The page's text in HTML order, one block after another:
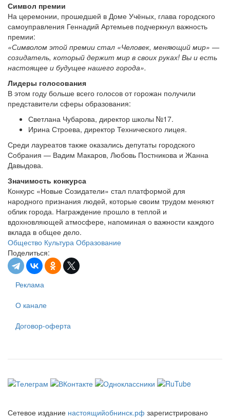
Символ премии
На церемонии, прошедшей в Доме Учёных, глава городского
самоуправления Геннадий Артемьев подчеркнул важность
премии:
«Символом этой премии стал «Человек, меняющий мир» —
созидатель, который держит мир в своих руках! Вы и есть
настоящее и будущее нашего города».
Лидеры голосования
В этом году больше всего голосов от горожан получили
представители сферы образования:
Светлана Чубарова, директор школы №17.
Ирина Строева, директор Технического лицея.
Среди лауреатов также оказались депутаты городского
Собрания — Вадим Макаров, Любовь Постникова и Жанна
Давыдова.
Значимость конкурса
Конкурс «Новые Созидатели» стал платформой для
народного признания людей, которые своим трудом меняют
облик города. Награждение прошло в теплой и
вдохновляющей атмосфере, напоминая о важности каждого
вклада в общее дело.
Общество Культура Образование
Поделиться:
Реклама
О канале
Договор-оферта
Сетевое издание настоящийобнинск.рф зарегистрировано